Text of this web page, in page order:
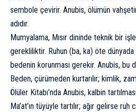
sembole çevirir. Anubis, ölümün
adıdır.
Mumyalama, Mısır dininde teknik bir
gerekliliktir. Ruhun (ba, ka) öte
bedenin korunması gerekir. Anubis, bu
Beden, çürümeden kurtarılır; kimlik,
Ölüler Kitabı’nda Anubis, kalbin
Ma’at’ın tüyüyle tartılır; ağır gelirse